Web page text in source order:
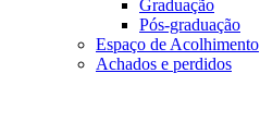
Graduação
Pós-graduação
Espaço de Acolhimento
Achados e perdidos